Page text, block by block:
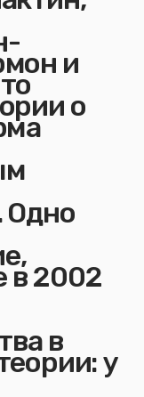
и
о
Одно
в 2002
в
у